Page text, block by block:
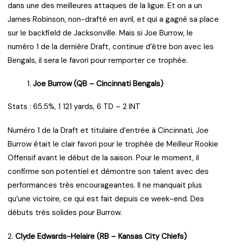
dans une des meilleures attaques de la ligue. Et on a un
James Robinson, non-drafté en avril, et qui a gagné sa place
sur le backfield de Jacksonville. Mais si Joe Burrow, le
numéro 1 de la dernière Draft, continue d’être bon avec les
Bengals, il sera le favori pour remporter ce trophée.
Joe Burrow (QB – Cincinnati Bengals)
Stats : 65.5%, 1 121 yards, 6 TD – 2 INT
Numéro 1 de la Draft et titulaire d’entrée à Cincinnati, Joe
Burrow était le clair favori pour le trophée de Meilleur Rookie
Offensif avant le début de la saison. Pour le moment, il
confirme son potentiel et démontre son talent avec des
performances très encourageantes. Il ne manquait plus
qu’une victoire, ce qui est fait depuis ce week-end. Des
débuts très solides pour Burrow.
2. Clyde Edwards-Helaire (RB – Kansas City Chiefs)